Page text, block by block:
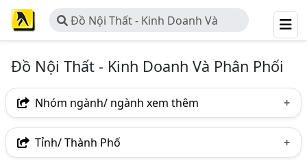
Đồ Nội Thất - Kinh Doanh Và
Phân Phối
Đồ Nội Thất - Kinh Doanh Và Phân Phối
Nhóm ngành/ ngành xem thêm
Ngành nghề
Tỉnh/ Thành Phố